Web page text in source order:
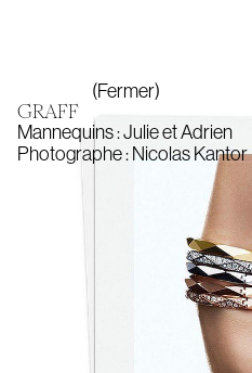
(Fermer)
GRAFF
Mannequins :JulieetAdrien
Photographe : Nicolas Kantor